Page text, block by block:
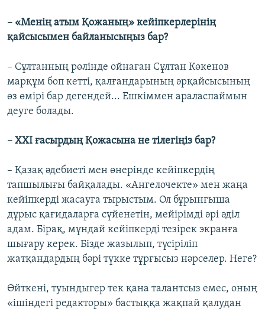
– «Менің атым Қожаның» кейіпкерлерінің
қайсысымен байланысыңыз бар?
– Сұлтанның рөлінде ойнаған Сұлтан Көкенов
марқұм боп кетті, қалғандарының әрқайсысының
өз өмірі бар дегендей... Ешкіммен араласпаймын
деуге болады.
– ХХІ ғасырдың Қожасына не тілегіңіз бар?
– Қазақ әдебиеті мен өнерінде кейіпкердің
тапшылығы байқалады. «Ангелочекте» мен жаңа
кейіпкерді жасауға тырыстым. Ол бұрынғыша
дұрыс қағидаларға сүйенетін, мейірімді әрі әділ
адам. Бірақ, мұндай кейіпкерді тезірек экранға
шығару керек. Бізде жазылып, түсіріліп
жатқандардың бәрі түкке тұрғысыз нәрселер. Неге?
Өйткені, туындыгер тек қана талантсыз емес, оның
«ішіндегі редакторы» бастыққа жақпай қалудан